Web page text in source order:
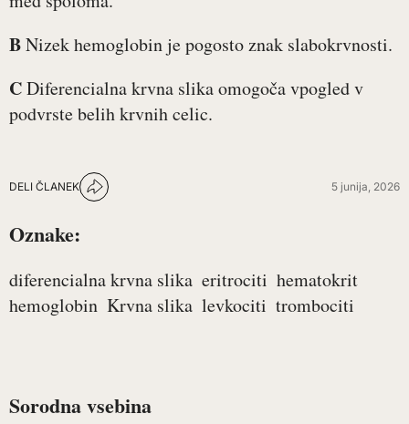
BNizek hemoglobin je pogosto znak slabokrvnosti.
CDiferencialna krvna slika omogoča vpogled v
podvrste belih krvnih celic.
DELI ČLANEK 5 junija, 2026
Oznake:
diferencialna krvna slika eritrociti hematokrit
hemoglobin Krvna slika levkociti trombociti
Sorodna vsebina